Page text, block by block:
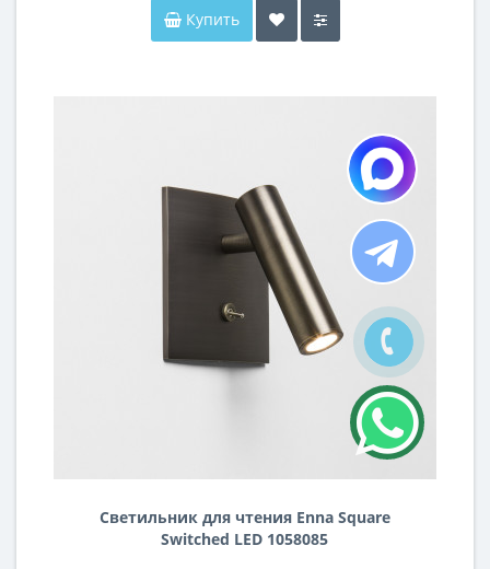
Купить
Светильник для чтения Enna Square
Switched LED 1058085